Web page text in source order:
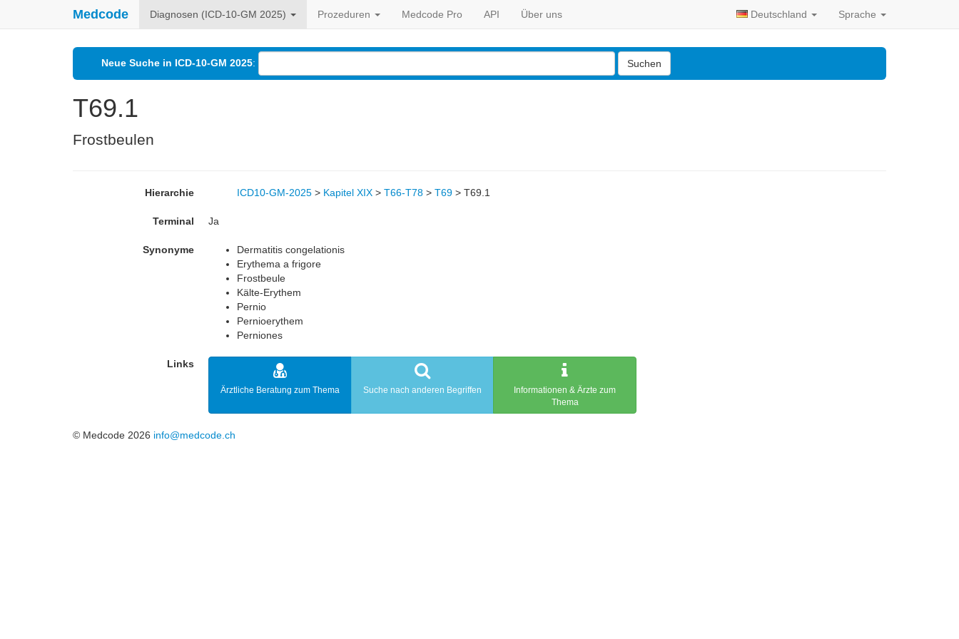
Medcode Diagnosen (ICD-10-GM 2025) Prozeduren Medcode Pro API Über uns Deutschland Sprache
Neue Suche in ICD-10-GM 2025: Suchen
T69.1
Frostbeulen
Hierarchie ICD10-GM-2025 > Kapitel XIX > T66-T78 > T69 > T69.1
Terminal Ja
Synonyme
Dermatitis congelationis
Erythema a frigore
Frostbeule
Kälte-Erythem
Pernio
Pernioerythem
Perniones
Links
Ärztliche Beratung zum Thema Suche nach anderen Begriffen
Informationen & Ärzte zum
Thema
© Medcode 2026 info@medcode.ch